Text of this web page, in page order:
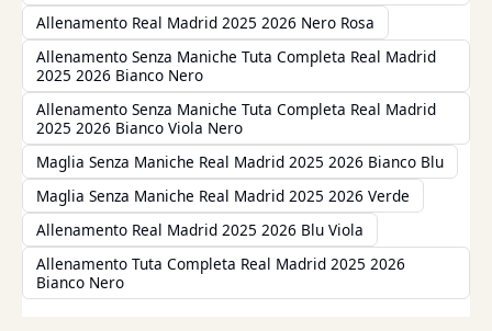
Allenamento Real Madrid 2025 2026 Nero Rosa
Allenamento Senza Maniche Tuta Completa Real Madrid
2025 2026 Bianco Nero
Allenamento Senza Maniche Tuta Completa Real Madrid
2025 2026 Bianco Viola Nero
Maglia Senza Maniche Real Madrid 2025 2026 Bianco Blu
Maglia Senza Maniche Real Madrid 2025 2026 Verde
Allenamento Real Madrid 2025 2026 Blu Viola
Allenamento Tuta Completa Real Madrid 2025 2026
Bianco Nero